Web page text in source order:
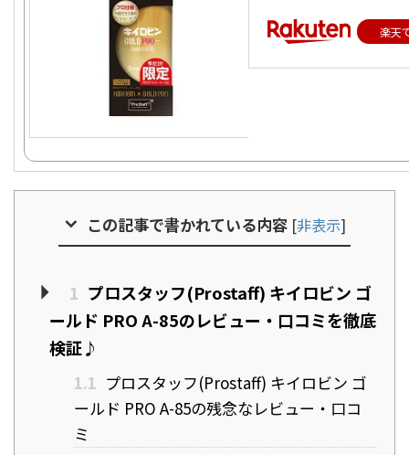
楽天
この記事で書かれている内容 [非表示]
1 プロスタッフ(Prostaff) キイロビン ゴ
ールド PRO A-85のレビュー・口コミを徹底
検証♪
1.1 プロスタッフ(Prostaff) キイロビン ゴ
ールド PRO A-85の残念なレビュー・口コ
ミ